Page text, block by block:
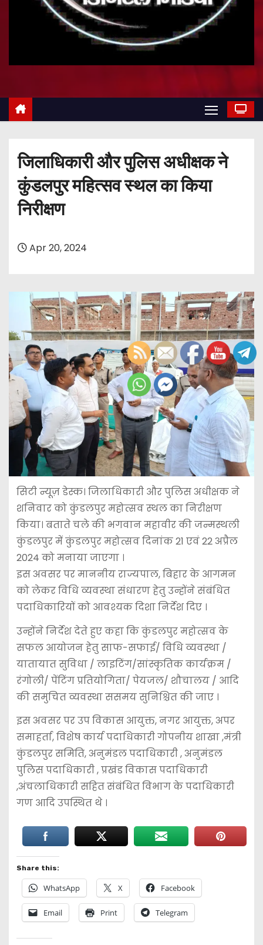
जिलाधिकारी और पुलिस अधीक्षक ने
कुंडलपुर महित्सव स्थल का किया
निरीक्षण
Apr 20, 2024
सिटी न्यूज़ डेस्क। जिलाधिकारी और पुलिस अधीक्षक ने
शनिवार को कुंडलपुर महोत्सव स्थल का निरीक्षण
किया। बताते चले की भगवान महावीर की जन्मस्थली
कुंडलपुर में कुंडलपुर महोत्सव दिनांक 21 एवं 22 अप्रैल
2024 को मनाया जाएगा ।
इस अवसर पर माननीय राज्यपाल, बिहार के आगमन
को लेकर विधि व्यवस्था संधारण हेतु उन्होंने संबंधित
पदाधिकारियों को आवश्यक दिशा निर्देश दिए ।
उन्होंने निर्देश देते हुए कहा कि कुंडलपुर महोत्सव के
सफल आयोजन हेतु साफ-सफाई/ विधि व्यवस्था /
यातायात सुविधा / लाइटिंग/सांस्कृतिक कार्यक्रम /
रंगोली/ पेंटिंग प्रतियोगिता/ पेयजल/ शौचालय / आदि
की समुचित व्यवस्था ससमय सुनिश्चित की जाए ।
इस अवसर पर उप विकास आयुक्त, नगर आयुक्त, अपर
समाहर्ता, विशेष कार्य पदाधिकारी गोपनीय शाखा ,मंत्री
कुंडलपुर समिति, अनुमंडल पदाधिकारी , अनुमंडल
पुलिस पदाधिकारी , प्रखंड विकास पदाधिकारी
,अंचलाधिकारी सहित संबंधित विभाग के पदाधिकारी
गण आदि उपस्थित थे ।
Share this:
WhatsApp X Facebook
Email Print Telegram